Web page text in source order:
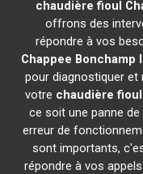
chaudière fioul
offrons des
répondre à vos
Chappee Bonchamp
pour diagnostiquer et
votre chaudière
ce soit une panne
erreur de
sont importants,
répondre à vos